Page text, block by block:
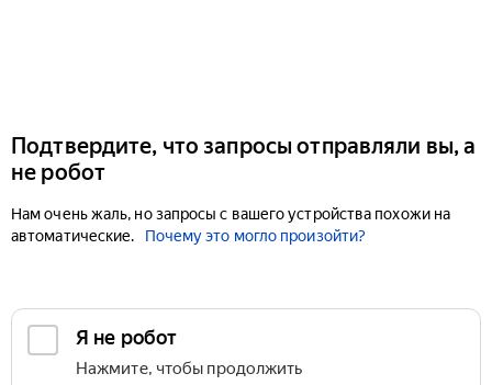
Подтвердите, что запросы отправляли вы, а
не робот
Нам очень жаль, но запросы с вашего устройства похожи на
автоматические.
Почему это могло произойти?